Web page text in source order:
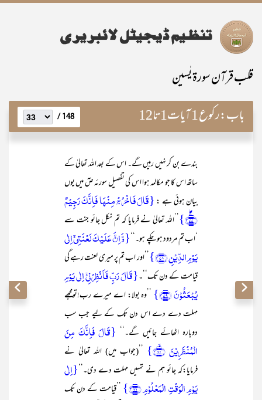
قلب قرآن سورۃ یٰسین
باب:رکوع 1 آیات1تا12 148 /
بندے بن کر نہیں رہیں گے۔ اس کے بعد اللہ تعالیٰ کے
ساتھ اس کا جو مکالمہ ہوا اس کی تفصیل سورئہ صٓ میں یوں
بیان ہوئی ہے :{قَالَ فَاخۡرُجۡ مِنۡہَا فَاِنَّکَ رَجِیۡمٌ
﴿ۚۖ۷۷﴾}
’’اللہ تعالیٰ نے فرمایا کہ تم نکل جائو جنت سے
‘اب تم مردود ہو چکے ہو۔‘‘ {وَّ اِنَّ عَلَیۡکَ لَعۡنَتِیۡۤ اِلٰی
یَوۡمِ الدِّیۡنِ ﴿۷۸﴾}
’’اور اب تم پر میری لعنت رہے گی
قیامت کے دن تک‘‘۔{قَالَ رَبِّ فَاَنۡظِرۡنِیۡۤ اِلٰی یَوۡمِ
یُبۡعَثُوۡنَ ﴿۷۹﴾}
’’وہ بولا: اے میرے رب!تومجھے
مہلت دے دے اس دن تک کے لیے جب سب
دوبارہ اٹھائے جائیں گے۔‘‘ {قَالَ فَاِنَّکَ مِنَ
الۡمُنۡظَرِیۡنَ ﴿ۙ۸۰﴾}
’’(جواب میں) اللہ تعالیٰ نے
فرمایا:کہ جائو ہم نے تمہیں مہلت دے دی۔‘‘ {اِلٰی
یَوۡمِ الۡوَقۡتِ الۡمَعۡلُوۡمِ ﴿۸۱﴾}
’’قیامت کے دن تک